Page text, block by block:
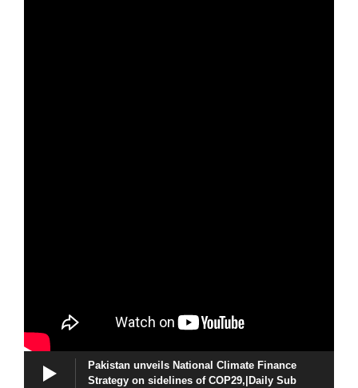
Pakistan unveils National Climate Finance
Strategy on sidelines of COP29,|Daily Sub